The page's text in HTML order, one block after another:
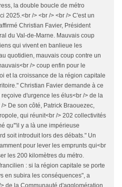
la double boucle de métro
2025.<br /> <br /> <br /> C'est un
Christian Favier, Président
du Val-de-Marne. Mauvais coup
qui vivent en banlieue les
quotidien, mauvais coup contre un
/> coup enfin pour le
et la croissance de la région capitale
Christian Favier demande à ce
d'urgence les élus<br /> de la
> De son côté, Patrick Braouezec,
qui réunit<br /> 202 collectivités
qu'"il y a là une impérieuse
soit introduit lors des débats." Un
pour lever les emprunts qui<br
les 200 kilomètres du métro.
: si la région capitale se porte
en subira les conséquences", a
de la Communauté d'agglomération